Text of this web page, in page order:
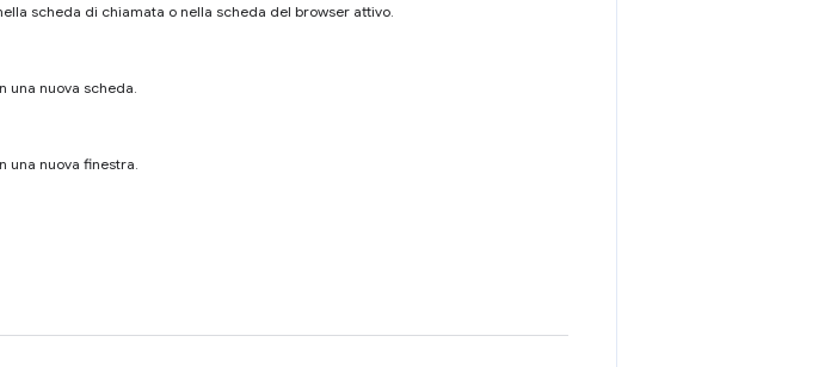
scheda di chiamata o nella scheda del browser attivo.
una nuova scheda.
una nuova finestra.